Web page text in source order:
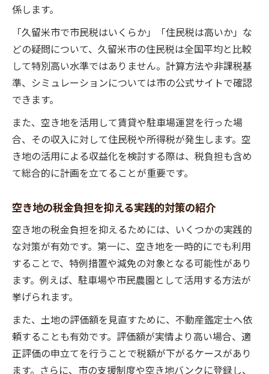
係します。
「久留米市で市民税はいくらか」「住民税は高いか」な
どの疑問について、久留米市の住民税は全国平均と比較
して特別高い水準ではありません。計算方法や非課税基
準、シミュレーションについては市の公式サイトで確認
できます。
また、空き地を活用して賃貸や駐車場運営を行った場
合、その収入に対して住民税や所得税が発生します。空
き地の活用による収益化を検討する際は、税負担も含め
て総合的に計画を立てることが重要です。
空き地の税金負担を抑える実践的対策の紹介
空き地の税金負担を抑えるためには、いくつかの実践的
な対策が有効です。第一に、空き地を一時的にでも利用
することで、特例措置や減免の対象となる可能性があり
ます。例えば、駐車場や市民農園として活用する方法が
挙げられます。
また、土地の評価額を見直すために、不動産鑑定士へ依
頼することも有効です。評価額が実情より高い場合、適
正評価の申立てを行うことで税額が下がるケースがあり
ます。さらに、市の支援制度や空き地バンクに登録し、